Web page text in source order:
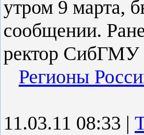
утром 9 марта,
сообщении.
ректор СибГМУ
Регионы
11.03.11 08:33 |